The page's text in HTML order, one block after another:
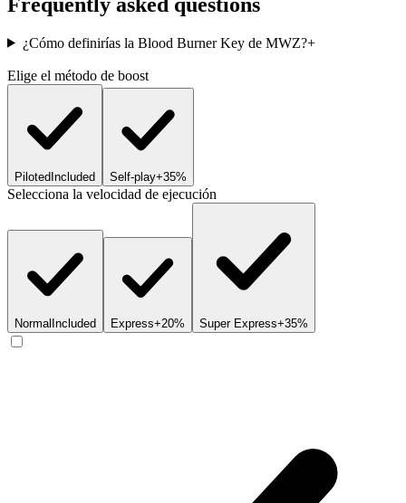
¿Cómo definirías la Blood Burner Key de MWZ?+
Elige el método de boost
PilotedIncluded Self-play+35%
Selecciona la velocidad de ejecución
NormalIncluded Express+20% Super Express+35%